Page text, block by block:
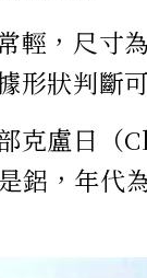
輕，尺寸
形狀判斷
克盧日（
鋁，年代